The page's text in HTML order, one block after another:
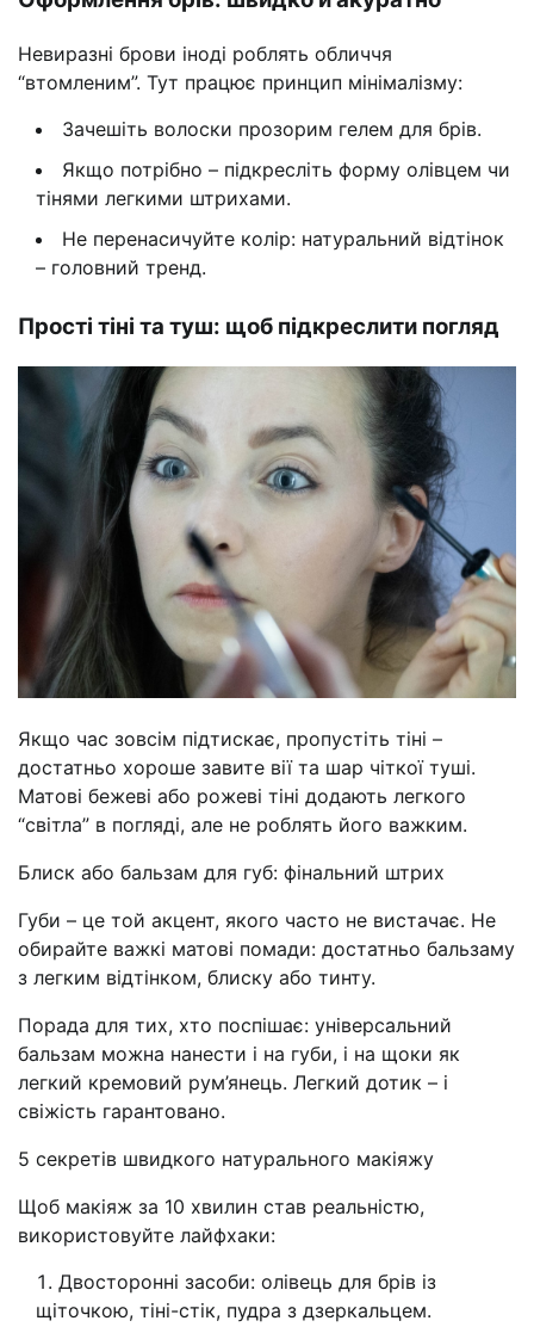
Невиразні брови іноді роблять обличчя
“втомленим”. Тут працює принцип мінімалізму:
Зачешіть волоски прозорим гелем для брів.
Якщо потрібно – підкресліть форму олівцем чи
тінями легкими штрихами.
Не перенасичуйте колір: натуральний відтінок
– головний тренд.
Прості тіні та туш: щоб підкреслити погляд
Якщо час зовсім підтискає, пропустіть тіні –
достатньо хороше завите вії та шар чіткої туші.
Матові бежеві або рожеві тіні додають легкого
“світла” в погляді, але не роблять його важким.
Блиск або бальзам для губ: фінальний штрих
Губи – це той акцент, якого часто не вистачає. Не
обирайте важкі матові помади: достатньо бальзаму
з легким відтінком, блиску або тинту.
Порада для тих, хто поспішає: універсальний
бальзам можна нанести і на губи, і на щоки як
легкий кремовий рум’янець. Легкий дотик – і
свіжість гарантовано.
5 секретів швидкого натурального макіяжу
Щоб макіяж за 10 хвилин став реальністю,
використовуйте лайфхаки:
Двосторонні засоби: олівець для брів із
щіточкою, тіні-стік, пудра з дзеркальцем.